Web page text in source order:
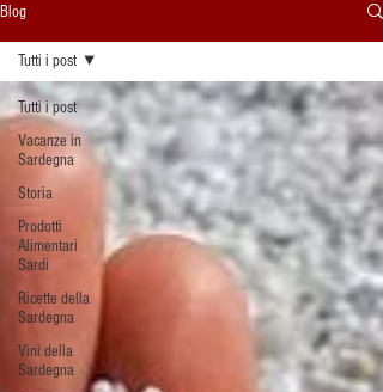
Blog
Tutti i post
Vacanze in
Sardegna
Storia
Prodotti
Alimentari
Sardi
Ricette della
Sardegna
Vini della
Sardegna
Tutti i post